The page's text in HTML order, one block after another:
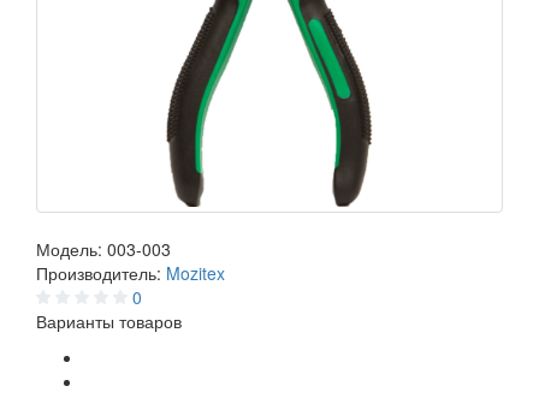
Модель: 003-003
Производитель: Mozitex
0
Варианты товаров